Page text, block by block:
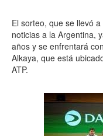
El sorteo, que se llevó
noticias a la Argentina,
años y se enfrentará
Alkaya, que está
ATP.